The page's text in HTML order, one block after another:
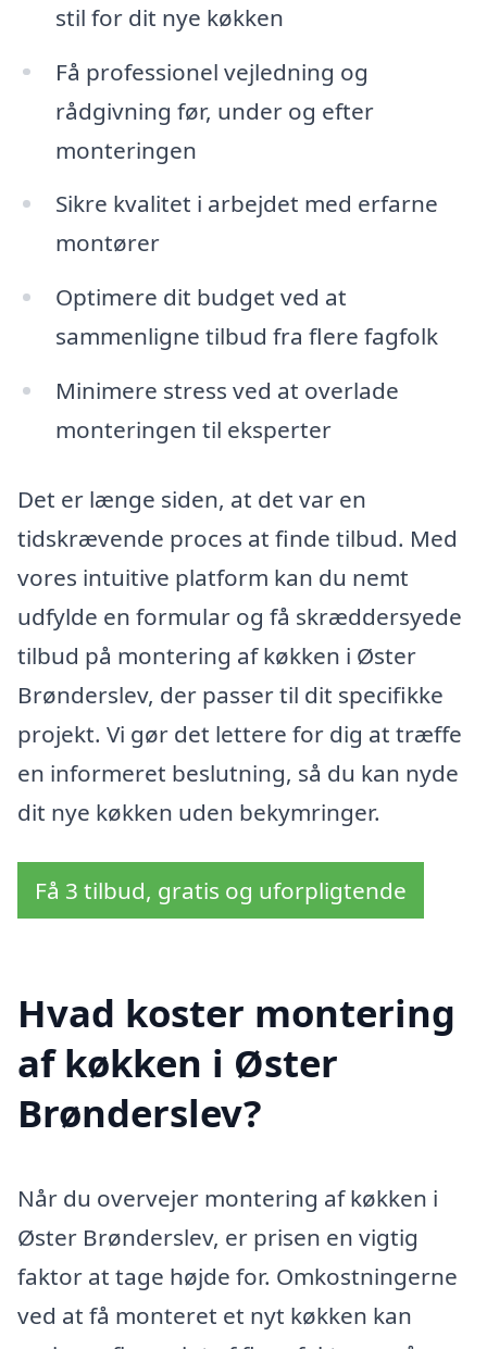
stil for dit nye køkken
Få professionel vejledning og
rådgivning før, under og efter
monteringen
Sikre kvalitet i arbejdet med erfarne
montører
Optimere dit budget ved at
sammenligne tilbud fra flere fagfolk
Minimere stress ved at overlade
monteringen til eksperter
Det er længe siden, at det var en
tidskrævende proces at finde tilbud. Med
vores intuitive platform kan du nemt
udfylde en formular og få skræddersyede
tilbud på montering af køkken i Øster
Brønderslev, der passer til dit specifikke
projekt. Vi gør det lettere for dig at træffe
en informeret beslutning, så du kan nyde
dit nye køkken uden bekymringer.
Få 3 tilbud, gratis og uforpligtende
Hvad koster montering
af køkken i Øster
Brønderslev?
Når du overvejer montering af køkken i
Øster Brønderslev, er prisen en vigtig
faktor at tage højde for. Omkostningerne
ved at få monteret et nyt køkken kan